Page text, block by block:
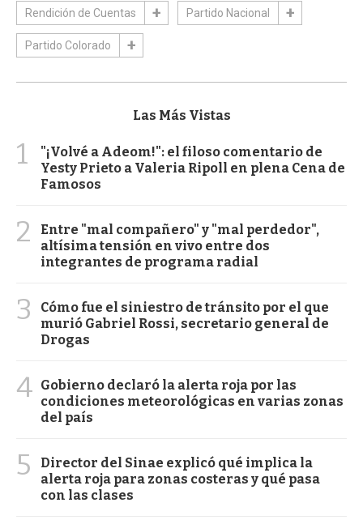
Rendición de Cuentas Partido Nacional
Partido Colorado
Las Más Vistas
1
"¡Volvé a Adeom!": el filoso comentario de
Yesty Prieto a Valeria Ripoll en plena Cena de
Famosos
2
Entre "mal compañero" y "mal perdedor",
altísima tensión en vivo entre dos
integrantes de programa radial
3
Cómo fue el siniestro de tránsito por el que
murió Gabriel Rossi, secretario general de
Drogas
4 Gobierno declaró la alerta roja por las
condiciones meteorológicas en varias zonas
del país
5
Director del Sinae explicó qué implica la
alerta roja para zonas costeras y qué pasa
con las clases